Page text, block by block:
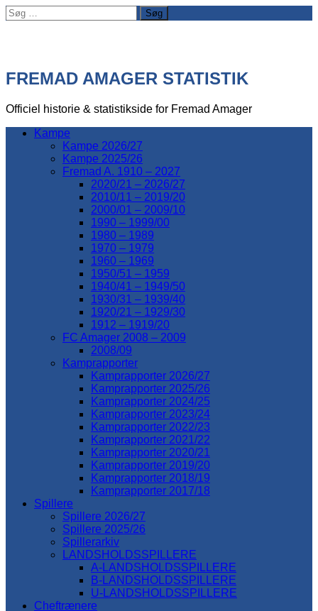
Søg
efter:
FREMAD AMAGER STATISTIK
Officiel historie & statistikside for Fremad Amager
Kampe
Kampe 2026/27
Kampe 2025/26
Fremad A. 1910 – 2027
2020/21 – 2026/27
2010/11 – 2019/20
2000/01 – 2009/10
1990 – 1999/00
1980 – 1989
1970 – 1979
1960 – 1969
1950/51 – 1959
1940/41 – 1949/50
1930/31 – 1939/40
1920/21 – 1929/30
1912 – 1919/20
FC Amager 2008 – 2009
2008/09
Kamprapporter
Kamprapporter 2026/27
Kamprapporter 2025/26
Kamprapporter 2024/25
Kamprapporter 2023/24
Kamprapporter 2022/23
Kamprapporter 2021/22
Kamprapporter 2020/21
Kamprapporter 2019/20
Kamprapporter 2018/19
Kamprapporter 2017/18
Spillere
Spillere 2026/27
Spillere 2025/26
Spillerarkiv
LANDSHOLDSSPILLERE
A-LANDSHOLDSSPILLERE
B-LANDSHOLDSSPILLERE
U-LANDSHOLDSSPILLERE
Cheftrænere